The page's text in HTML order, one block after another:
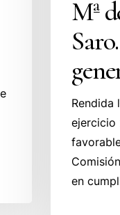
Cuenta
general
2013
Mª
Rendida
ejercicio
en